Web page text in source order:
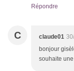
Répondre
C claude01
bonjour
souhaite